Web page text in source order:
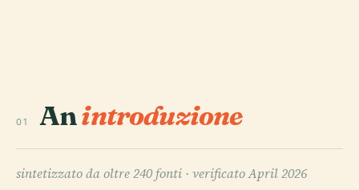
01 Anintroduzione
sintetizzato da oltre 240 fonti · verificato April 2026